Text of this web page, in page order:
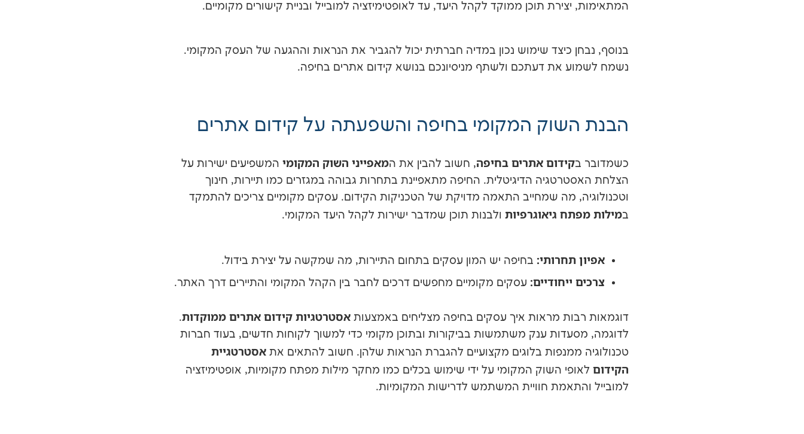
המתאימות, יצירת תוכן ממוקד לקהל היעד, עד לאופטימיזציה למובייל ובניית קישורים מקומיים.
בנוסף, נבחן כיצד שימוש נכון במדיה חברתית יכול להגביר את הנראות וההגעה של העסק המקומי.
נשמח לשמוע את דעתכם ולשתף מניסיונכם בנושא קידום אתרים בחיפה.
הבנת השוק המקומי בחיפה והשפעתה על קידום אתרים
כשמדובר בקידום אתרים בחיפה, חשוב להבין את המאפייני השוק המקומיהמשפיעים ישירות על
הצלחת האסטרטגיה הדיגיטלית. החיפה מתאפיינת בתחרות גבוהה במגזרים כמו תיירות, חינוך
וטכנולוגיה, מה שמחייב התאמה מדויקת של הטכניקות הקידום. עסקים מקומיים צריכים להתמקד
במילות מפתח גיאוגרפיותולבנות תוכן שמדבר ישירות לקהל היעד המקומי.
אפיון תחרותי: בחיפה יש המון עסקים בתחום התיירות, מה שמקשה על יצירת בידול.
צרכים ייחודיים: עסקים מקומיים מחפשים דרכים לחבר בין הקהל המקומי והתיירים דרך האתר.
דוגמאות רבות מראות איך עסקים בחיפה מצליחים באמצעות אסטרטגיות קידום אתרים ממוקדות.
לדוגמה, מסעדות ענק משתמשות בביקורות ובתוכן מקומי כדי למשוך לקוחות חדשים, בעוד חברות
טכנולוגיה ממנפות בלוגים מקצועיים להגברת הנראות שלהן. חשוב להתאים את אסטרטגיית
הקידוםלאופי השוק המקומי על ידי שימוש בכלים כמו מחקר מילות מפתח מקומיות, אופטימיזציה
למובייל והתאמת חוויית המשתמש לדרישות המקומיות.